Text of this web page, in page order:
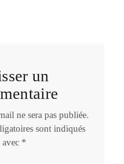
un
ne sera pas publiée.
sont indiqués
avec *